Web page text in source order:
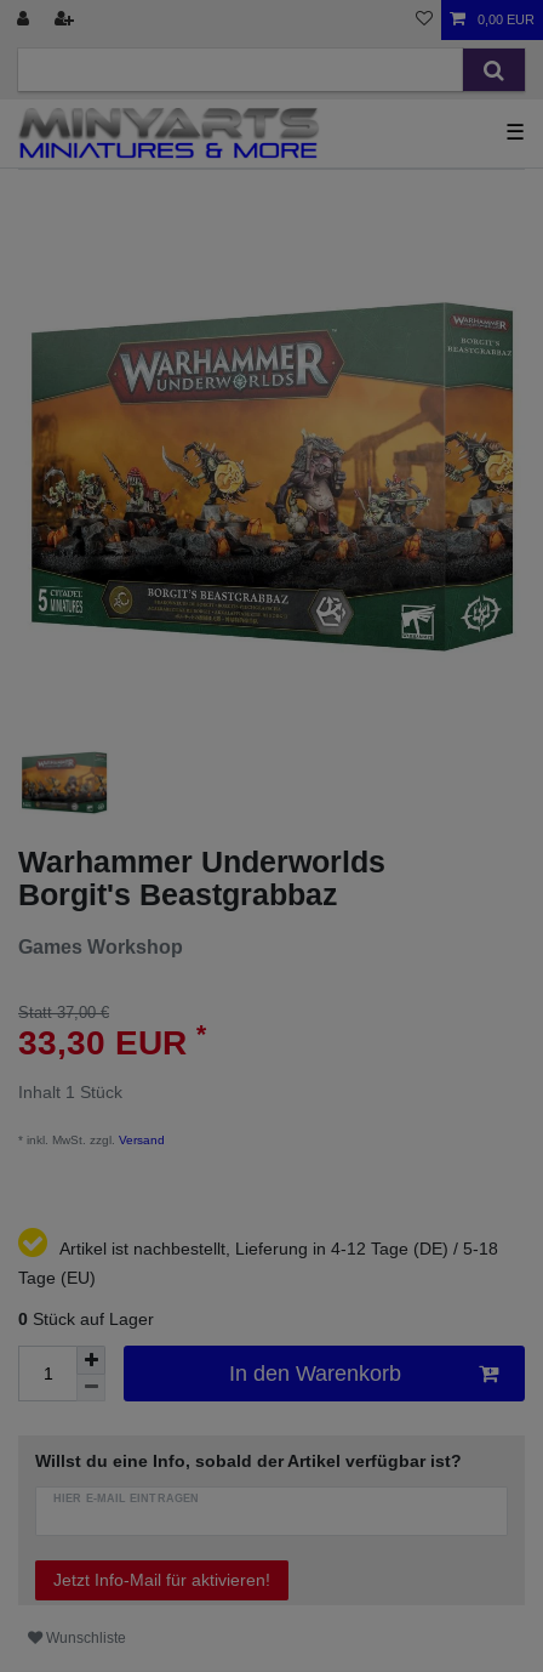
0,00 EUR
☰
Warhammer Underworlds
Borgit's Beastgrabbaz
Games Workshop
Statt 37,00 €
33,30 EUR *
Inhalt 1 Stück
* inkl. MwSt. zzgl. Versand
Artikel ist nachbestellt, Lieferung in 4-12 Tage (DE) / 5-18
Tage (EU)
0 Stück auf Lager
In den Warenkorb
Willst du eine Info, sobald der Artikel verfügbar ist?
HIER E-MAIL EINTRAGEN
Jetzt Info-Mail für aktivieren!
Wunschliste